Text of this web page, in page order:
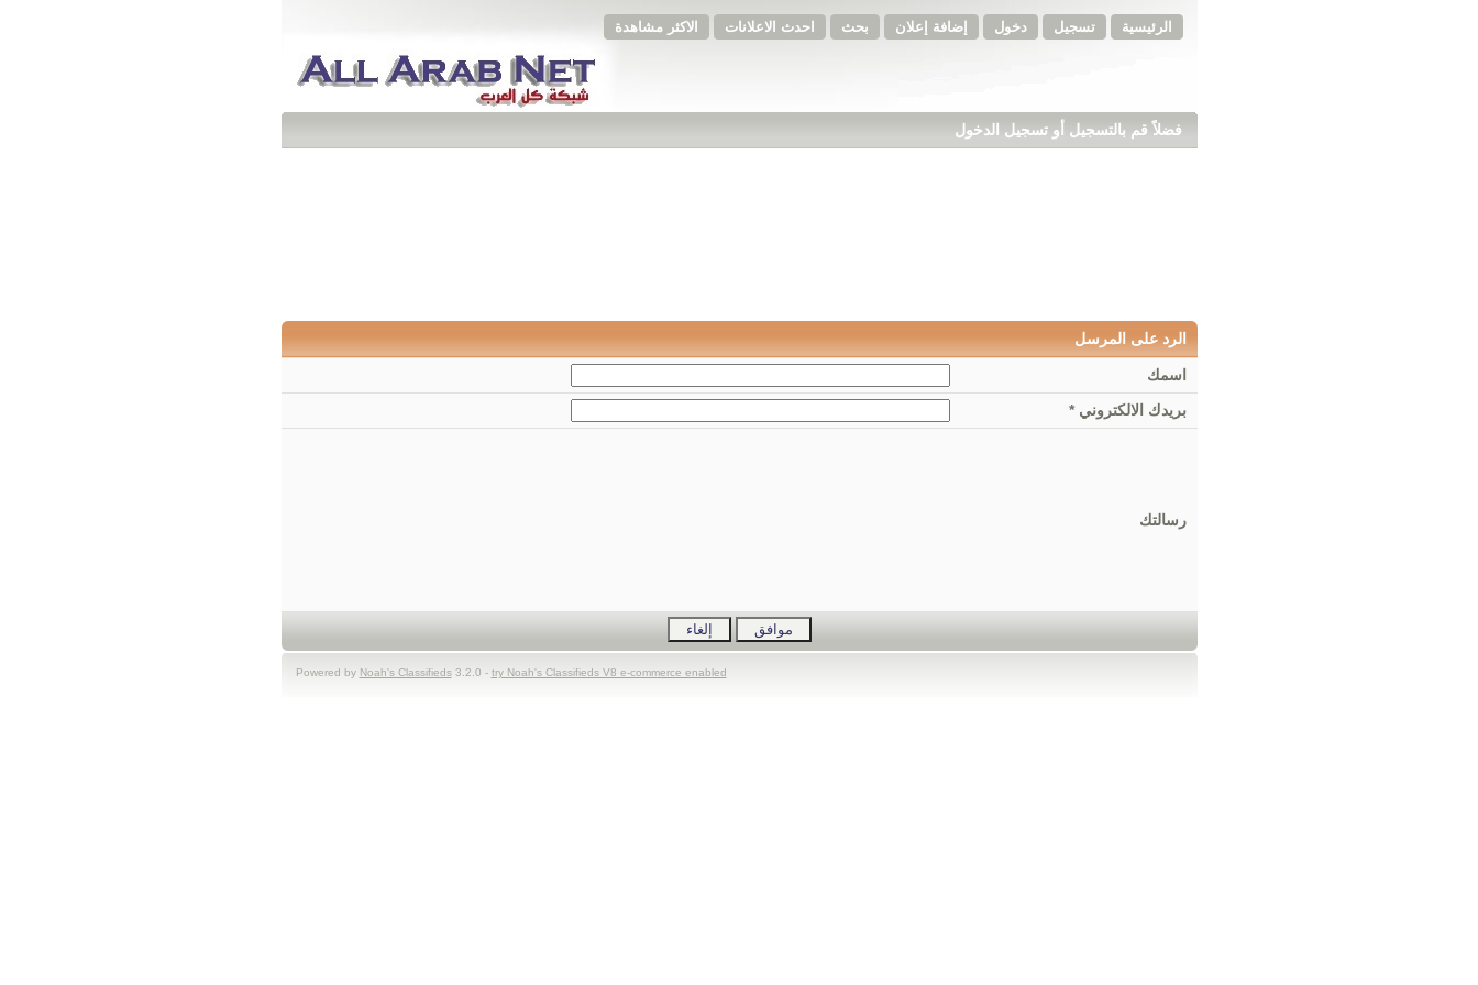
الرئيسية تسجيل دخول إضافة إعلان بحث احدث الاعلانات الاكثر مشاهدة
فضلاً قم بالتسجيل أو تسجيل الدخول
الرد على المرسل
اسمك
بريدك الالكتروني *
رسالتك
Powered by Noah's Classifieds3.2.0 - try Noah's Classifieds V8 e-commerce enabled